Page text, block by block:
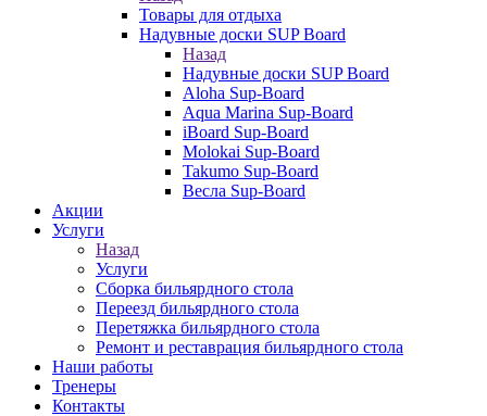
Товары для отдыха
Надувные доски SUP Board
Назад
Надувные доски SUP Board
Aloha Sup-Board
Aqua Marina Sup-Board
iBoard Sup-Board
Molokai Sup-Board
Takumo Sup-Board
Весла Sup-Board
Акции
Услуги
Назад
Услуги
Сборка бильярдного стола
Переезд бильярдного стола
Перетяжка бильярдного стола
Ремонт и реставрация бильярдного стола
Наши работы
Тренеры
Контакты